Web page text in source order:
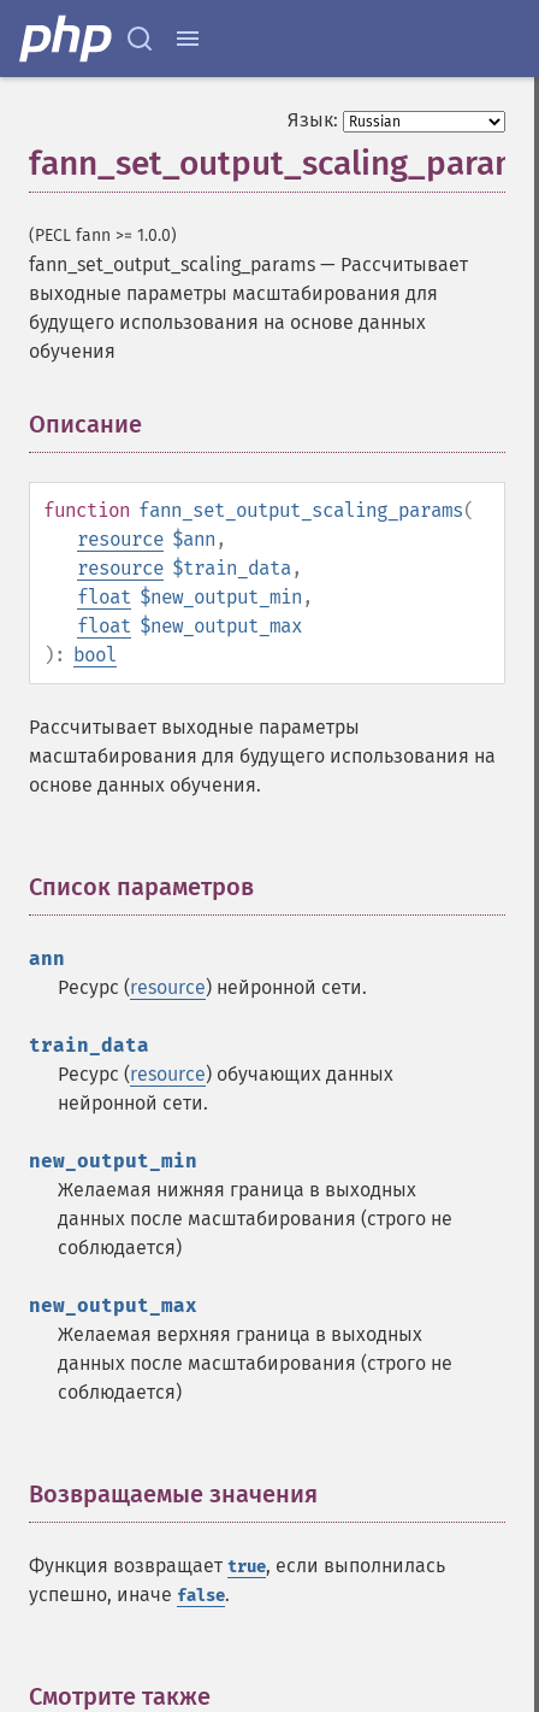
Язык:
fann_set_output_scaling_params
(PECL fann >= 1.0.0)
fann_set_output_scaling_params — Рассчитывает
выходные параметры масштабирования для
будущего использования на основе данных
обучения
Описание
function fann_set_output_scaling_params(
resource $ann ,
resource $train_data,
float $new_output_min ,
float $new_output_max
): bool
Рассчитывает выходные параметры
масштабирования для будущего использования на
основе данных обучения.
Список параметров
ann
Ресурс (resource) нейронной сети.
train_data
Ресурс (resource) обучающих данных
нейронной сети.
new_output_min
Желаемая нижняя граница в выходных
данных после масштабирования (строго не
соблюдается)
new_output_max
Желаемая верхняя граница в выходных
данных после масштабирования (строго не
соблюдается)
Возвращаемые значения
Функция возвращает true, если выполнилась
успешно, иначе false.
Смотрите также